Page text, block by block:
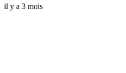
il y a 3 mois